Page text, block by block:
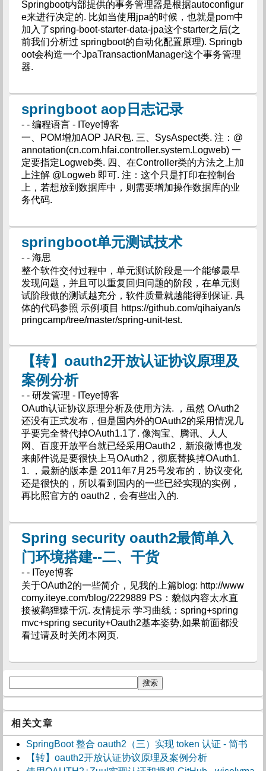
Springboot内部提供的事务管理器是根据autoconfigur
e来进行决定的. 比如当使用jpa的时候，也就是pom中
加入了spring-boot-starter-data-jpa这个starter之后(之
前我们分析过 springboot的自动化配置原理). Springb
oot会构造一个JpaTransactionManager这个事务管理
器.
springboot aop日志记录
- - 编程语言 - ITeye博客
一、POM增加AOP JAR包. 三、SysAspect类. 注：@
annotation(cn.com.hfai.controller.system.Logweb) 一
定要指定Logweb类. 四、在Controller类的方法之上加
上注解 @Logweb 即可. 注：这个只是打印在控制台
上，若想放到数据库中，则需要增加操作数据库的业
务代码.
springboot单元测试技术
- - 海思
整个软件交付过程中，单元测试阶段是一个能够最早
发现问题，并且可以重复回归问题的阶段，在单元测
试阶段做的测试越充分，软件质量就越能得到保证. 具
体的代码参照 示例项目 https://github.com/qihaiyan/s
pringcamp/tree/master/spring-unit-test.
【转】oauth2开放认证协议原理及
案例分析
- - 研发管理 - ITeye博客
OAuth认证协议原理分析及使用方法. ，虽然 OAuth2
还没有正式发布，但是国内外的OAuth2的采用情况几
乎要完全替代掉OAuth1.1了. 像淘宝、腾讯、人人
网、百度开放平台就已经采用Oauth2，新浪微博也发
来邮件说是要很快上马OAuth2，彻底替换掉OAuth1.
1. ，最新的版本是 2011年7月25号发布的，协议变化
还是很快的，所以看到国内的一些已经实现的实例，
再比照官方的 oauth2，会有些出入的.
Spring security oauth2最简单入
门环境搭建--二、干货
- - ITeye博客
关于OAuth2的一些简介，见我的上篇blog: http://www
comy.iteye.com/blog/2229889 PS：貌似内容太水直
接被鹳狸猿干沉. 友情提示 学习曲线：spring+spring
mvc+spring security+Oauth2基本姿势,如果前面都没
看过请及时关闭本网页.
相关文章
SpringBoot 整合 oauth2（三）实现 token 认证 - 简书
【转】oauth2开放认证协议原理及案例分析